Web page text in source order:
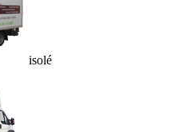
isolé